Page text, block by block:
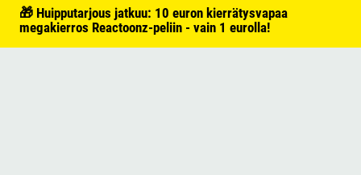
🎁 Huipputarjous jatkuu: 10 euron kierrätysvapaa
megakierros Reactoonz-peliin - vain 1 eurolla!